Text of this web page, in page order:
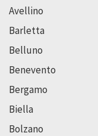
Avellino
Barletta
Belluno
Benevento
Bergamo
Biella
Bolzano